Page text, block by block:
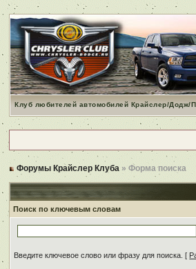
Клуб любителей автомобилей Крайслер/Додж/
Форумы Крайслер Клуба » Форма поиска
Поиск по ключевым словам
Введите ключевое слово или фразу для поиска. [